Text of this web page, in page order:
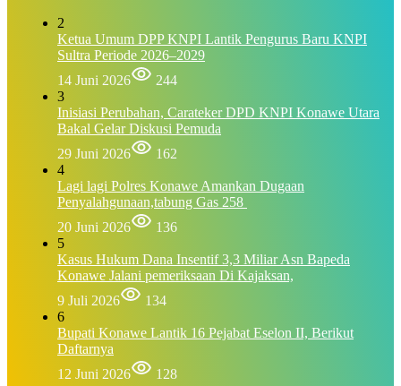
2
Ketua Umum DPP KNPI Lantik Pengurus Baru KNPI
Sultra Periode 2026–2029
14 Juni 2026
244
3
Inisiasi Perubahan, Carateker DPD KNPI Konawe Utara
Bakal Gelar Diskusi Pemuda
29 Juni 2026
162
4
Lagi lagi Polres Konawe Amankan Dugaan
Penyalahgunaan,tabung Gas 258
20 Juni 2026
136
5
Kasus Hukum Dana Insentif 3,3 Miliar Asn Bapeda
Konawe Jalani pemeriksaan Di Kajaksan,
9 Juli 2026
134
6
Bupati Konawe Lantik 16 Pejabat Eselon II, Berikut
Daftarnya
12 Juni 2026
128